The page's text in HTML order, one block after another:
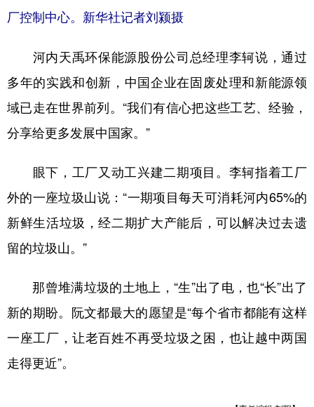
厂控制中心。新华社记者刘颍摄
河内天禹环保能源股份公司总经理李轲说，通过
多年的实践和创新，中国企业在固废处理和新能源领
域已走在世界前列。“我们有信心把这些工艺、经验，
分享给更多发展中国家。”
眼下，工厂又动工兴建二期项目。李轲指着工厂
外的一座垃圾山说：“一期项目每天可消耗河内65%的
新鲜生活垃圾，经二期扩大产能后，可以解决过去遗
留的垃圾山。”
那曾堆满垃圾的土地上，“生”出了电，也“长”出了
新的期盼。阮文都最大的愿望是“每个省市都能有这样
一座工厂，让老百姓不再受垃圾之困，也让越中两国
走得更近”。